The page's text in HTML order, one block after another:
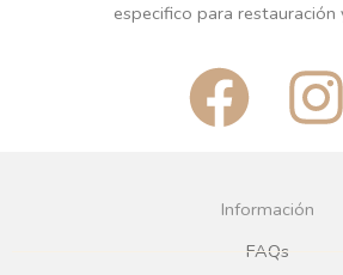
especifico para restauración
F
a
c
I
n
Información
FAQs